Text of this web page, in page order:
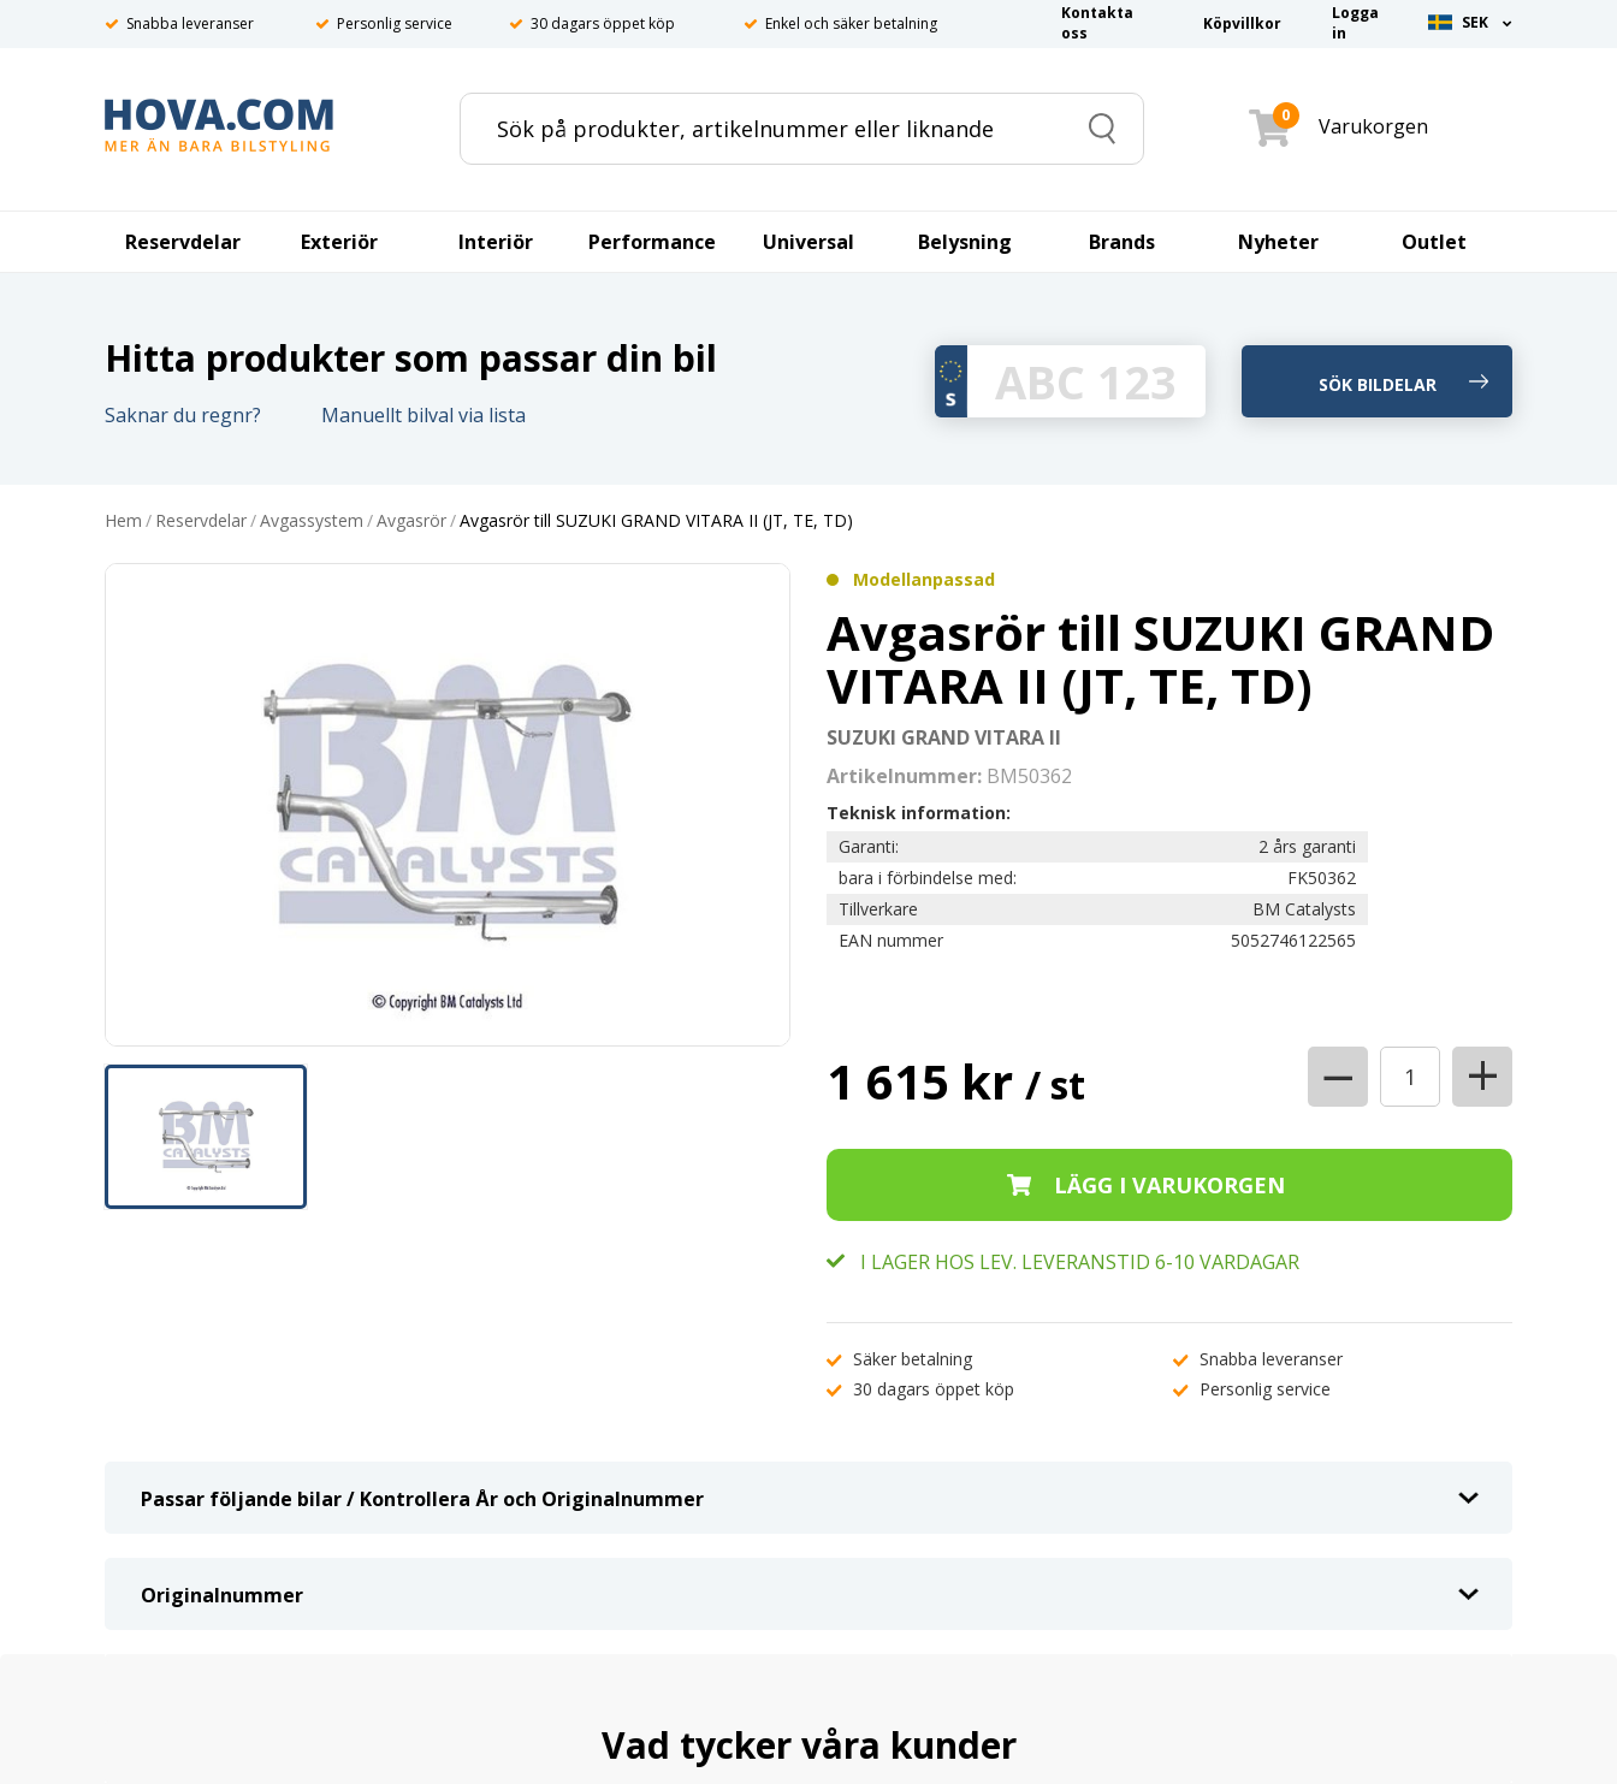
Snabba leveranser Personlig service 30 dagars öppet köp Enkel och säker betalning
Kontakta
oss
Köpvillkor
Logga
in
SEK
Search
0 Varukorgen
Reservdelar Exteriör Interiör Performance Universal Belysning Brands Nyheter Outlet
Hitta produkter som passar din bil
Saknar du regnr? Manuellt bilval via lista
Hem / Reservdelar/Avgassystem /Avgasrör/Avgasrör till SUZUKI GRAND VITARA II (JT, TE, TD)
Modellanpassad
Avgasrör till SUZUKI GRAND
VITARA II (JT, TE, TD)
SUZUKI GRAND VITARA II
Artikelnummer: BM50362
Teknisk information:
Garanti:
2 års garanti
bara i förbindelse med:
FK50362
Tillverkare
BM Catalysts
EAN nummer
5052746122565
1 615 kr / st − +
I LAGER HOS LEV. LEVERANSTID 6-10 VARDAGAR
Säker betalning
Snabba leveranser
30 dagars öppet köp
Personlig service
Passar följande bilar / Kontrollera År och Originalnummer
Originalnummer
Vad tycker våra kunder